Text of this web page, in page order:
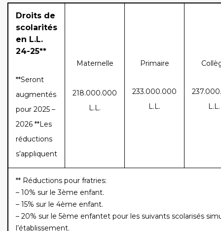
Droits de
scolarités
en L.L.
24-25**
**Seront
augmentés
pour 2025 –
2026 **Les
réductions
s’appliquent
Maternelle
218.000.000
L.L.
Primaire
233.000.000
L.L.
L.L.
** Réductions pour fratries:
– 10% sur le 3ème enfant.
– 15% sur le 4ème enfant.
– 20% sur le 5ème enfantet pour les suivants scolarisés
l’établissement.